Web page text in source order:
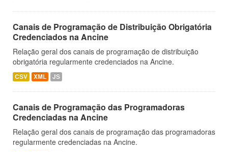
Canais de Programação de Distribuição Obrigatória
Credenciados na Ancine
Relação geral dos canais de programação de distribuição
obrigatória regularmente credenciados na Ancine.
CSV XML JS
Canais de Programação das Programadoras
Credenciadas na Ancine
Relação geral dos canais de programação das programadoras
regularmente credenciadas na Ancine.